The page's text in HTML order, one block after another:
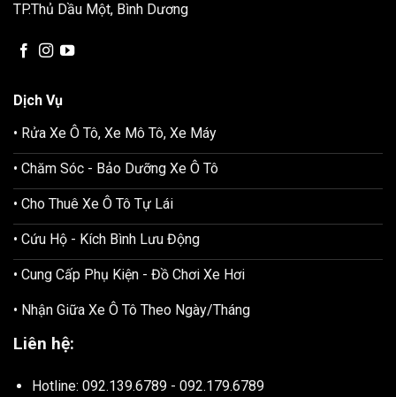
TP.Thủ Dầu Một, Bình Dương
Dịch Vụ
• Rửa Xe Ô Tô, Xe Mô Tô, Xe Máy
• Chăm Sóc - Bảo Dưỡng Xe Ô Tô
• Cho Thuê Xe Ô Tô Tự Lái
• Cứu Hộ - Kích Bình Lưu Động
• Cung Cấp Phụ Kiện - Đồ Chơi Xe Hơi
• Nhận Giữa Xe Ô Tô Theo Ngày/Tháng
Liên hệ:
Hotline: 092.139.6789 - 092.179.6789